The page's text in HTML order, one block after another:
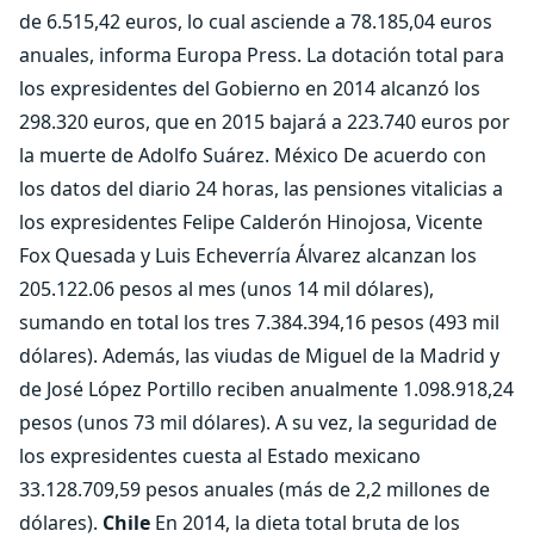
de 6.515,42 euros, lo cual asciende a 78.185,04 euros
anuales, informa Europa Press. La dotación total para
los expresidentes del Gobierno en 2014 alcanzó los
298.320 euros, que en 2015 bajará a 223.740 euros por
la muerte de Adolfo Suárez. México De acuerdo con
los datos del diario 24 horas, las pensiones vitalicias a
los expresidentes Felipe Calderón Hinojosa, Vicente
Fox Quesada y Luis Echeverría Álvarez alcanzan los
205.122.06 pesos al mes (unos 14 mil dólares),
sumando en total los tres 7.384.394,16 pesos (493 mil
dólares). Además, las viudas de Miguel de la Madrid y
de José López Portillo reciben anualmente 1.098.918,24
pesos (unos 73 mil dólares). A su vez, la seguridad de
los expresidentes cuesta al Estado mexicano
33.128.709,59 pesos anuales (más de 2,2 millones de
dólares). Chile En 2014, la dieta total bruta de los